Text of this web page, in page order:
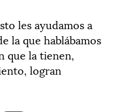
les ayudamos a
la que hablábamos
que la tienen,
logran